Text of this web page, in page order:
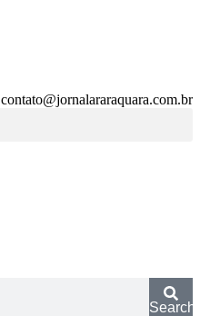
contato@jornalararaquara.com.br
Search